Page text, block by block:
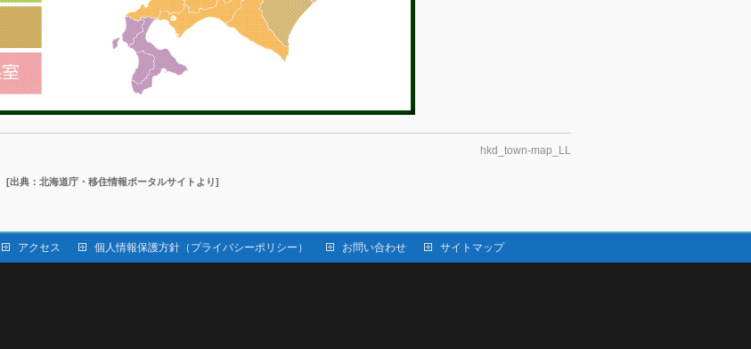
hkd_town-map_LL
[出典：北海道庁・移住情報ポータルサイトより]
アクセス 個人情報保護方針（プライバシーポリシー） お問い合わせ サイトマップ